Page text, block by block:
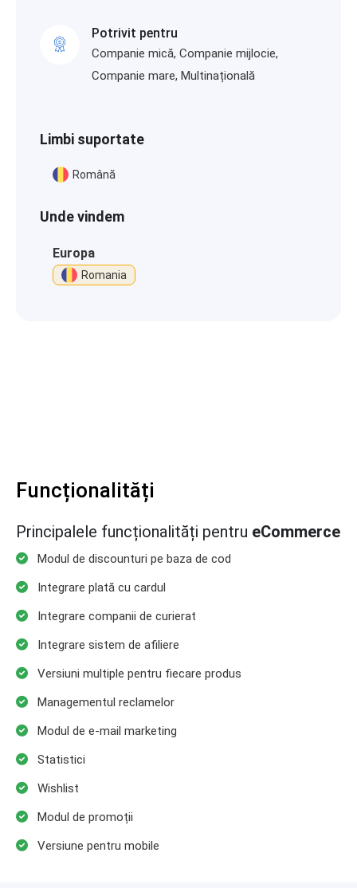
Potrivit pentru
Companie mică, Companie mijlocie,
Companie mare, Multinațională
Limbi suportate
Română
Unde vindem
Europa
Romania
Funcționalități
Principalele funcționalități pentru eCommerce
Modul de discounturi pe baza de cod
Integrare plată cu cardul
Integrare companii de curierat
Integrare sistem de afiliere
Versiuni multiple pentru fiecare produs
Managementul reclamelor
Modul de e-mail marketing
Statistici
Wishlist
Modul de promoții
Versiune pentru mobile